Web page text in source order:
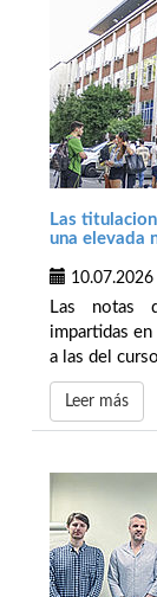
Las
una elevada
10.07.2026
Las notas
impartidas
a las del
Leer más